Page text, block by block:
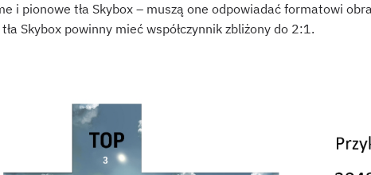
i pionowe tła Skybox – muszą one odpowiadać formatowi
Skybox powinny mieć współczynnik zbliżony do 2:1.